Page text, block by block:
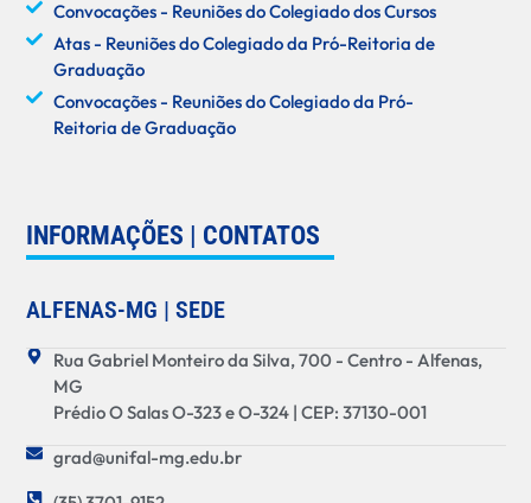
Convocações - Reuniões do Colegiado dos Cursos
Atas - Reuniões do Colegiado da Pró-Reitoria de
Graduação
Convocações - Reuniões do Colegiado da Pró-
Reitoria de Graduação
INFORMAÇÕES | CONTATOS
ALFENAS-MG | SEDE
Rua Gabriel Monteiro da Silva, 700 - Centro - Alfenas,
MG
Prédio O Salas O-323 e O-324 | CEP: 37130-001
grad@unifal-mg.edu.br